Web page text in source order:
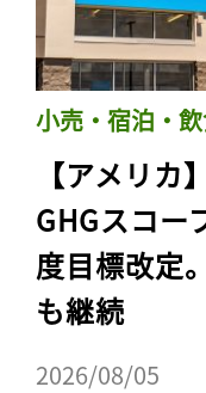
小売・宿泊・
【アメリカ
GHGスコー
度目標改定
も継続
2026/08/05